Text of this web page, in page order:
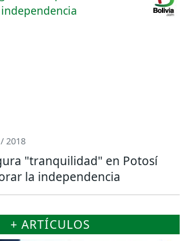
2018
"tranquilidad" en Potosí
la independencia
+ ARTÍCULOS